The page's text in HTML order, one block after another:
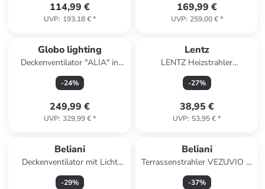
114,99 €
UVP: 193,18 €*
169,99 €
UVP: 259,00 €*
Globo lighting
Deckenventilator "ALIA" in
black
-24%
249,99 €
UVP: 329,99 €*
Lentz
LENTZ Heizstrahler
Stromsparender Quartz-
Heizlüfter: 3 in Schwarz
-27%
38,95 €
UVP: 53,95 €*
Beliani
Deckenventilator mit Licht
PUNTI in Weiß - (W) 60 x (H)
22 x (L) 60 cm
-29%
Beliani
Terrassenstrahler VEZUVIO in
Schwarz/Silber - (W) 19 x (H)
64 x (L) 19 cm
-37%